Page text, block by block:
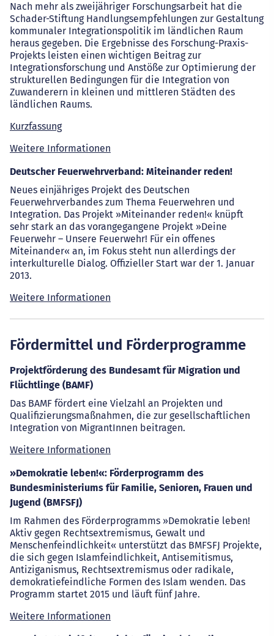
Nach mehr als zweijähriger Forschungsarbeit hat die
Schader-Stiftung Handlungsempfehlungen zur Gestaltung
kommunaler Integrationspolitik im ländlichen Raum
heraus gegeben. Die Ergebnisse des Forschung-Praxis-
Projekts leisten einen wichtigen Beitrag zur
Integrationsforschung und Anstöße zur Optimierung der
strukturellen Bedingungen für die Integration von
Zuwanderern in kleinen und mittleren Städten des
ländlichen Raums.
Kurzfassung
Weitere Informationen
Deutscher Feuerwehrverband: Miteinander reden!
Neues einjähriges Projekt des Deutschen
Feuerwehrverbandes zum Thema Feuerwehren und
Integration. Das Projekt »Miteinander reden!« knüpft
sehr stark an das vorangegangene Projekt »Deine
Feuerwehr – Unsere Feuerwehr! Für ein offenes
Miteinander« an, im Fokus steht nun allerdings der
interkulturelle Dialog. Offizieller Start war der 1. Januar
2013.
Weitere Informationen
Fördermittel und Förderprogramme
Projektförderung des Bundesamt für Migration und
Flüchtlinge (BAMF)
Das BAMF fördert eine Vielzahl an Projekten und
Qualifizierungsmaßnahmen, die zur gesellschaftlichen
Integration von MigrantInnen beitragen.
Weitere Informationen
»Demokratie leben!«: Förderprogramm des
Bundesministeriums für Familie, Senioren, Frauen und
Jugend (BMFSFJ)
Im Rahmen des Förderprogramms »Demokratie leben!
Aktiv gegen Rechtsextremismus, Gewalt und
Menschenfeindlichkeit« unterstützt das BMFSFJ Projekte,
die sich gegen Islamfeindlichkeit, Antisemitismus,
Antiziganismus, Rechtsextremismus oder radikale,
demokratiefeindliche Formen des Islam wenden. Das
Programm startet 2015 und läuft fünf Jahre.
Weitere Informationen